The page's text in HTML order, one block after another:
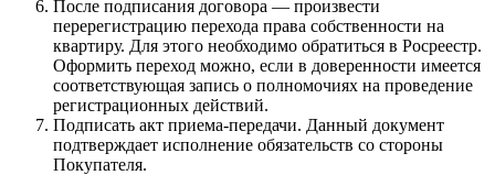
После подписания договора — произвести
перерегистрацию перехода права собственности на
квартиру. Для этого необходимо обратиться в Росреестр.
Оформить переход можно, если в доверенности имеется
соответствующая запись о полномочиях на проведение
регистрационных действий.
Подписать акт приема-передачи. Данный документ
подтверждает исполнение обязательств со стороны
Покупателя.